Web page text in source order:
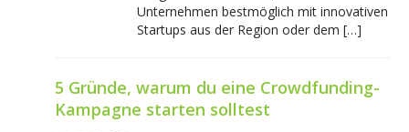
Unternehmen bestmöglich mit innovativen
Startups aus der Region oder dem […]
5 Gründe, warum du eine Crowdfunding-
Kampagne starten solltest